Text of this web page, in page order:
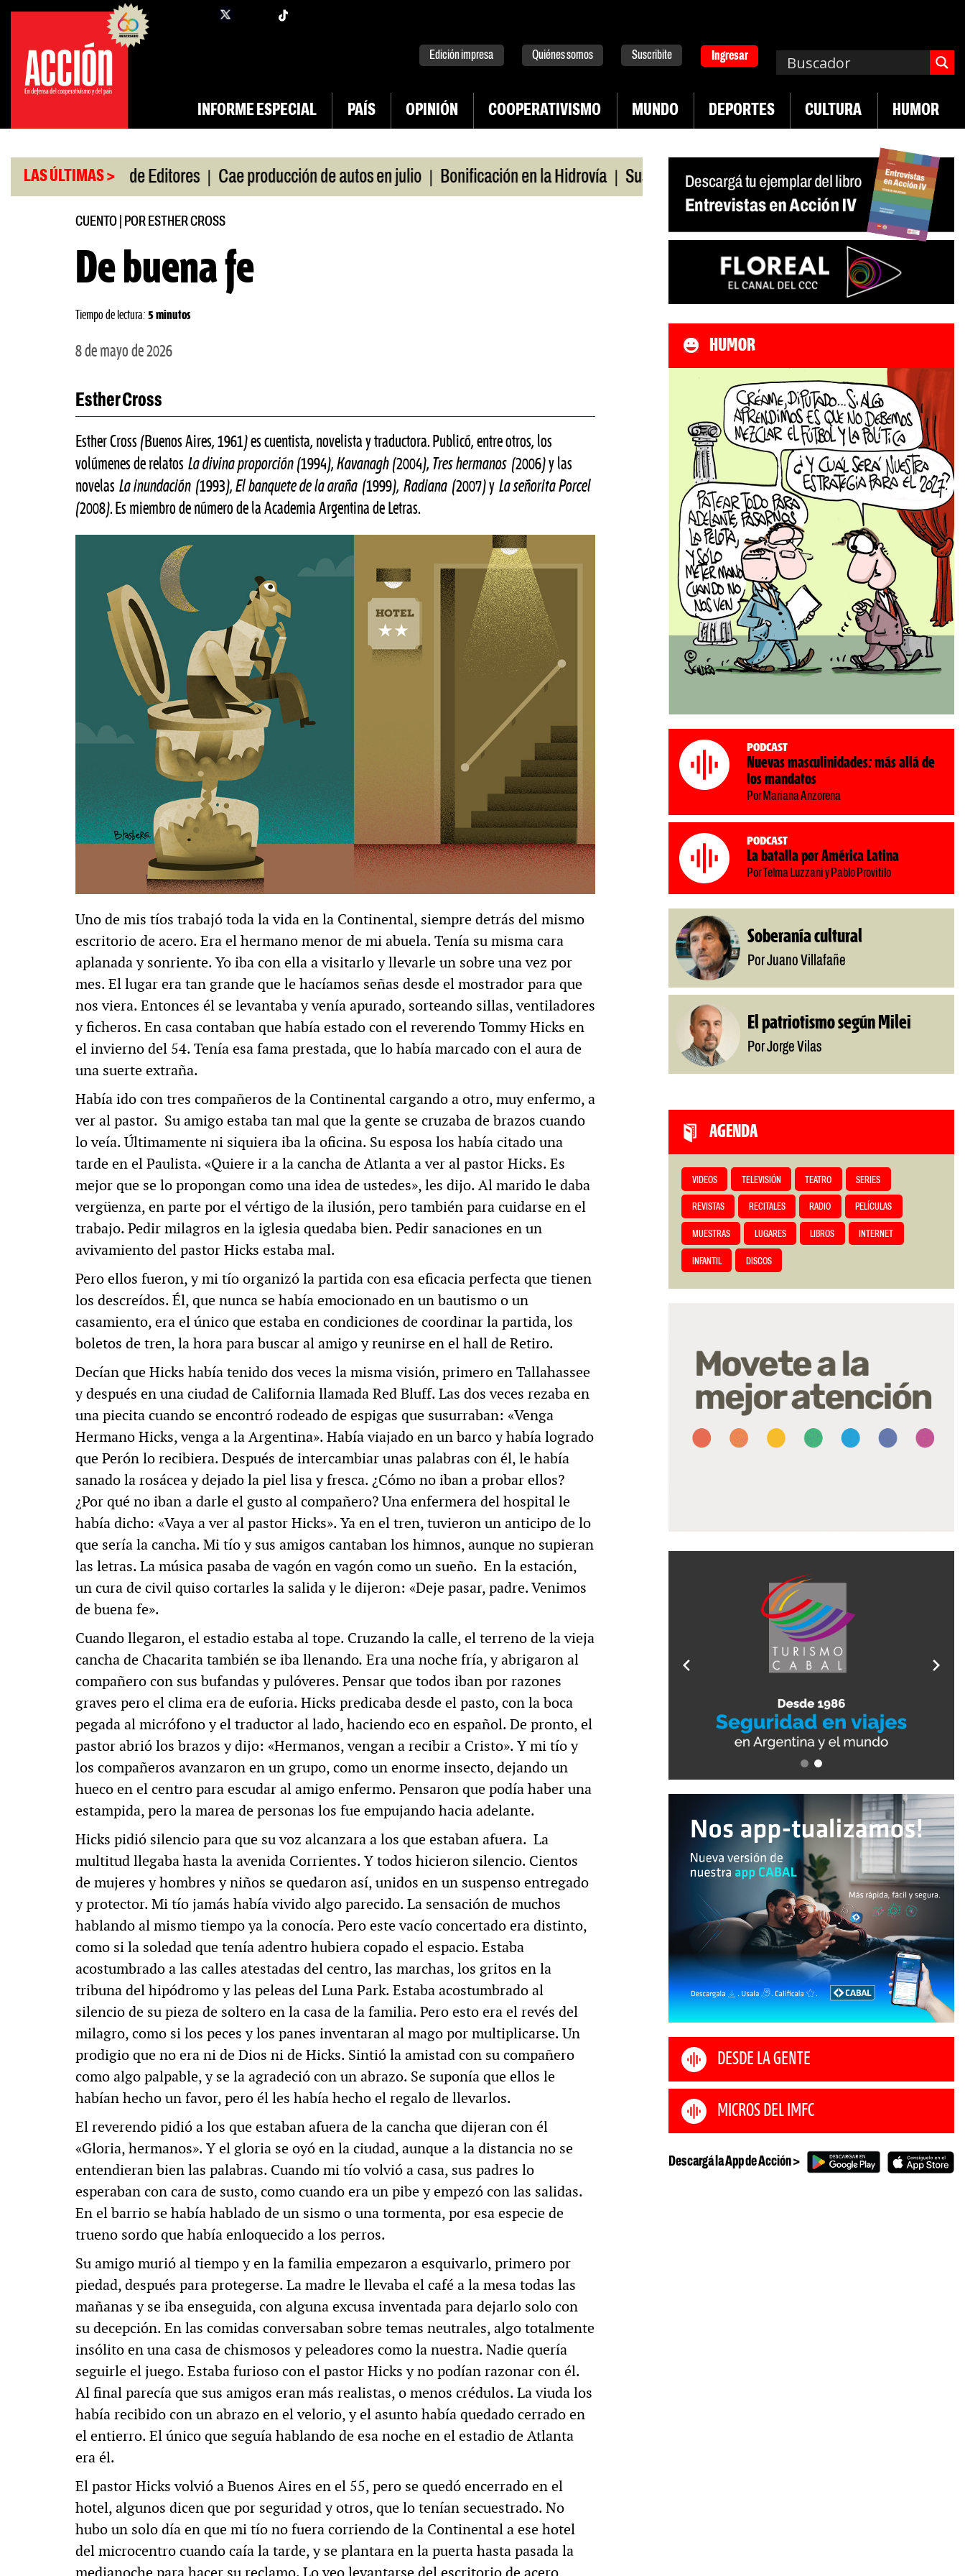
Saltar
contenido
facebook
Edición impresa Quiénes somos Suscribite Ingresar
INFORME ESPECIAL PAÍS OPINIÓN COOPERATIVISMO MUNDO DEPORTES CULTURA HUMOR
LAS ÚLTIMAS >
gira | Feria de Editores | Cae producción de autos en julio | Bonificación en la Hidrovía | Suspenden desregulación del practicaje | Denuncias por
CUENTO| POR ESTHER CROSS
De buena fe
Tiempo de lectura: 5 minutos
8 de mayo de 2026
Esther Cross
Esther Cross (Buenos Aires, 1961) es cuentista, novelista y traductora. Publicó, entre otros, los
volúmenes de relatos La divina proporción(1994),Kavanagh(2004), Tres hermanos(2006) y las
novelas La inundación(1993),El banquete de la araña(1999), Radiana(2007) yLa señorita Porcel
(2008). Es miembro de número de la Academia Argentina de Letras.
Uno de mis tíos trabajó toda la vida en la Continental, siempre detrás del mismo
escritorio de acero. Era el hermano menor de mi abuela. Tenía su misma cara
aplanada y sonriente. Yo iba con ella a visitarlo y llevarle un sobre una vez por
mes. El lugar era tan grande que le hacíamos señas desde el mostrador para que
nos viera. Entonces él se levantaba y venía apurado, sorteando sillas, ventiladores
y ficheros. En casa contaban que había estado con el reverendo Tommy Hicks en
el invierno del 54. Tenía esa fama prestada, que lo había marcado con el aura de
una suerte extraña.
Había ido con tres compañeros de la Continental cargando a otro, muy enfermo, a
ver al pastor. Su amigo estaba tan mal que la gente se cruzaba de brazos cuando
lo veía. Últimamente ni siquiera iba la oficina. Su esposa los había citado una
tarde en el Paulista. «Quiere ir a la cancha de Atlanta a ver al pastor Hicks. Es
mejor que se lo propongan como una idea de ustedes», les dijo. Al marido le daba
vergüenza, en parte por el vértigo de la ilusión, pero también para cuidarse en el
trabajo. Pedir milagros en la iglesia quedaba bien. Pedir sanaciones en un
avivamiento del pastor Hicks estaba mal.
Pero ellos fueron, y mi tío organizó la partida con esa eficacia perfecta que tienen
los descreídos. Él, que nunca se había emocionado en un bautismo o un
casamiento, era el único que estaba en condiciones de coordinar la partida, los
boletos de tren, la hora para buscar al amigo y reunirse en el hall de Retiro.
Decían que Hicks había tenido dos veces la misma visión, primero en Tallahassee
y después en una ciudad de California llamada Red Bluff. Las dos veces rezaba en
una piecita cuando se encontró rodeado de espigas que susurraban: «Venga
Hermano Hicks, venga a la Argentina». Había viajado en un barco y había logrado
que Perón lo recibiera. Después de intercambiar unas palabras con él, le había
sanado la rosácea y dejado la piel lisa y fresca. ¿Cómo no iban a probar ellos?
¿Por qué no iban a darle el gusto al compañero? Una enfermera del hospital le
había dicho: «Vaya a ver al pastor Hicks». Ya en el tren, tuvieron un anticipo de lo
que sería la cancha. Mi tío y sus amigos cantaban los himnos, aunque no supieran
las letras. La música pasaba de vagón en vagón como un sueño. En la estación,
un cura de civil quiso cortarles la salida y le dijeron: «Deje pasar, padre. Venimos
de buena fe».
Cuando llegaron, el estadio estaba al tope. Cruzando la calle, el terreno de la vieja
cancha de Chacarita también se iba llenando. Era una noche fría, y abrigaron al
compañero con sus bufandas y pulóveres. Pensar que todos iban por razones
graves pero el clima era de euforia. Hicks predicaba desde el pasto, con la boca
pegada al micrófono y el traductor al lado, haciendo eco en español. De pronto, el
pastor abrió los brazos y dijo: «Hermanos, vengan a recibir a Cristo». Y mi tío y
los compañeros avanzaron en un grupo, como un enorme insecto, dejando un
hueco en el centro para escudar al amigo enfermo. Pensaron que podía haber una
estampida, pero la marea de personas los fue empujando hacia adelante.
Hicks pidió silencio para que su voz alcanzara a los que estaban afuera. La
multitud llegaba hasta la avenida Corrientes. Y todos hicieron silencio. Cientos
de mujeres y hombres y niños se quedaron así, unidos en un suspenso entregado
y protector. Mi tío jamás había vivido algo parecido. La sensación de muchos
hablando al mismo tiempo ya la conocía. Pero este vacío concertado era distinto,
como si la soledad que tenía adentro hubiera copado el espacio. Estaba
acostumbrado a las calles atestadas del centro, las marchas, los gritos en la
tribuna del hipódromo y las peleas del Luna Park. Estaba acostumbrado al
silencio de su pieza de soltero en la casa de la familia. Pero esto era el revés del
milagro, como si los peces y los panes inventaran al mago por multiplicarse. Un
prodigio que no era ni de Dios ni de Hicks. Sintió la amistad con su compañero
como algo palpable, y se la agradeció con un abrazo. Se suponía que ellos le
habían hecho un favor, pero él les había hecho el regalo de llevarlos.
El reverendo pidió a los que estaban afuera de la cancha que dijeran con él
«Gloria, hermanos». Y el gloria se oyó en la ciudad, aunque a la distancia no se
entendieran bien las palabras. Cuando mi tío volvió a casa, sus padres lo
esperaban con cara de susto, como cuando era un pibe y empezó con las salidas.
En el barrio se había hablado de un sismo o una tormenta, por esa especie de
trueno sordo que había enloquecido a los perros.
Su amigo murió al tiempo y en la familia empezaron a esquivarlo, primero por
piedad, después para protegerse. La madre le llevaba el café a la mesa todas las
mañanas y se iba enseguida, con alguna excusa inventada para dejarlo solo con
su decepción. En las comidas conversaban sobre temas neutrales, algo totalmente
insólito en una casa de chismosos y peleadores como la nuestra. Nadie quería
seguirle el juego. Estaba furioso con el pastor Hicks y no podían razonar con él.
Al final parecía que sus amigos eran más realistas, o menos crédulos. La viuda los
había recibido con un abrazo en el velorio, y el asunto había quedado cerrado en
el entierro. El único que seguía hablando de esa noche en el estadio de Atlanta
era él.
El pastor Hicks volvió a Buenos Aires en el 55, pero se quedó encerrado en el
hotel, algunos dicen que por seguridad y otros, que lo tenían secuestrado. No
hubo un solo día en que mi tío no fuera corriendo de la Continental a ese hotel
del microcentro cuando caía la tarde, y se plantara en la puerta hasta pasada la
HUMOR
Podcast
Nuevas masculinidades: más allá de
los mandatos
Por Mariana Anzorena
Podcast
La batalla por América Latina
Por Telma Luzzani y Pablo Provitilo
Soberanía cultural
Por Juano Villafañe
El patriotismo según Milei
Por Jorge Vilas
AGENDA
VIDEOS TELEVISIÓN TEATRO SERIES
REVISTAS RECITALES RADIO PELÍCULAS
MUESTRAS LUGARES LIBROS INTERNET
INFANTIL DISCOS
DESDE LA GENTE
MICROS DEL IMFC
Descargá la App de Acción >